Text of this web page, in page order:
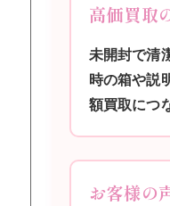
高価買取
未開封で清
時の箱や説
額買取につ
お客様の